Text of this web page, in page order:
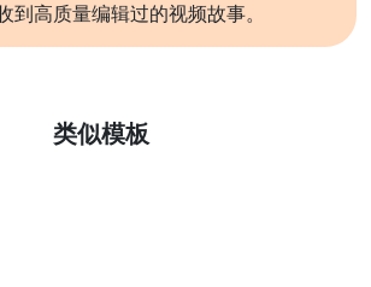
到高质量编辑过的视频故事。
类似模板
了解更多